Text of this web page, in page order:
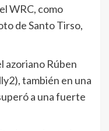
WRC, como
de Santo Tirso,
azoriano Rúben
también en una
a una fuerte